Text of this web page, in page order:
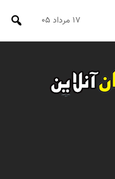
۱۷ مرداد ۰۵